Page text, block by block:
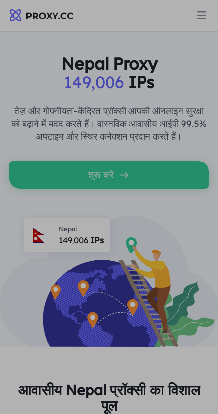
आवासीय प्रॉक्सी
स्थैतिक आवासीय प्रॉक्सी
असीमित आवासीय प्रॉक्सी
लंबे समय से अभिनय आईएसपी प्रॉक्सी
आवासीय प्रॉक्सी
आवासीय प्रॉक्सी $0.8 /जीबी
स्थैतिक आवासीय प्रॉक्सी
स्थिर डेटा केंद्र एजेंट
लंबे समय से अभिनय आईएसपी प्रॉक्सी $1.4
Data for AI
उपयोग के मामले द्वारा
एसईओ निगरानी
विज्ञापन सत्यापन
सभी को देखें
भागीदारों
प्रॉक्सी चेकर
स्थानों
सीखना
अक्सर पूछे जाने वाले प्रश्न
ब्लॉग
अधिक एकीकरण
中文
English
Deutsch
आनंद लेना77% की छूटऔर अभी कार्य करें!
आवासीय $0/GB असीमित $0/दिन
लॉग इन करें साइन अप करें
Nepal Proxy
149,006 IPs
तेज़ और गोपनीयता-केंद्रित प्रॉक्सी आपकी ऑनलाइन सुरक्षा
को बढ़ाने में मदद करते हैं। वास्तविक आवासीय आईपी 99.5%
अपटाइम और स्थिर कनेक्शन प्रदान करते हैं।
शुरू करें
Nepal
149,006IPs
आवासीय Nepal प्रॉक्सी का विशाल
पूल